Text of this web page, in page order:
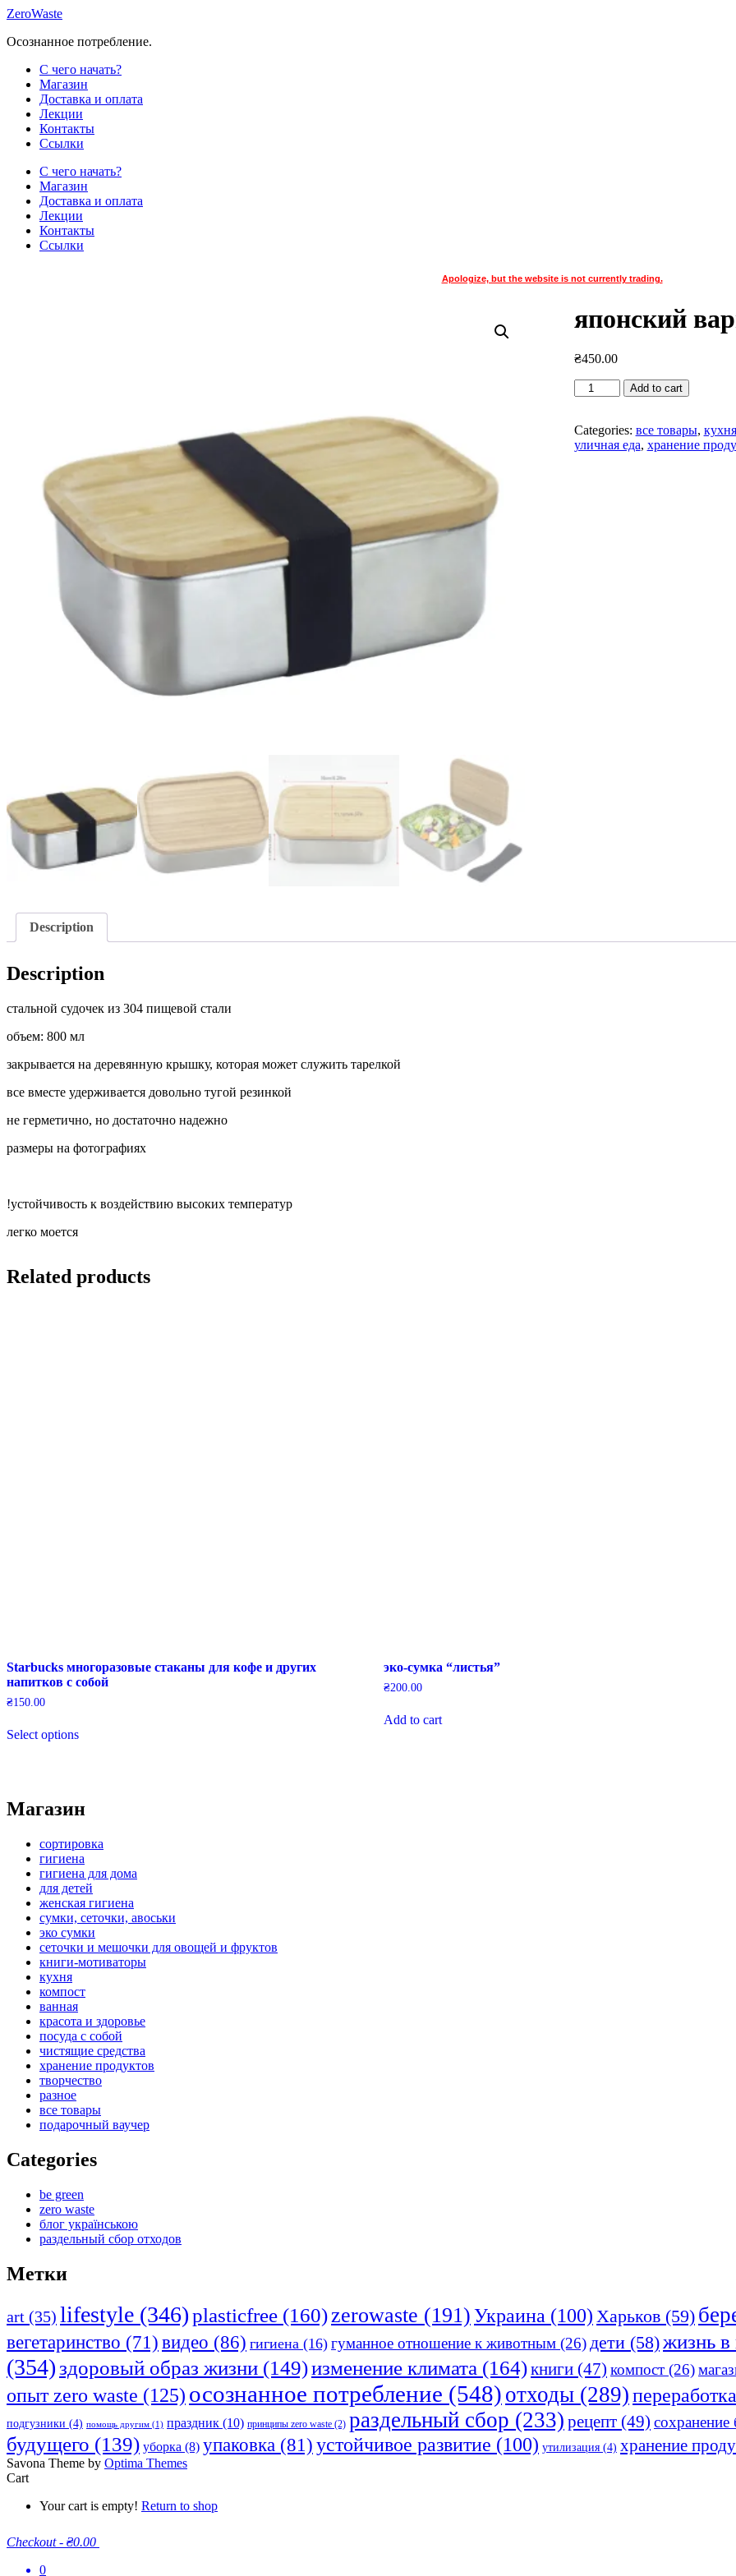
Skip
content
ZeroWaste
Осознанное потребление.
С чего начать?
Магазин
Доставка и оплата
Лекции
Контакты
Ссылки
С чего начать?
Магазин
Доставка и оплата
Лекции
Контакты
Ссылки
Apologize, but the website is not currently trading.
японский
₴450.00
японский
вариант
бокса
-
Add to cart
Categories: все товары, кухня
уличная еда, хранение
Description
Description
стальной судочек из 304 пищевой стали
объем: 800 мл
закрывается на деревянную крышку, которая может служить тарелкой
все вместе удерживается довольно тугой резинкой
не герметично, но достаточно надежно
размеры на фотографиях
!устойчивость к воздействию высоких температур
легко моется
Related products
Starbucks многоразовые стаканы для кофе и других
напитков с собой
₴150.00
Select optionsproduct
options
be
chosen
on
the
product
page
эко-сумка “листья”
₴200.00
Add to cart
Магазин
сортировка
гигиена
гигиена для дома
для детей
женская гигиена
сумки, сеточки, авоськи
эко сумки
сеточки и мешочки для овощей и фруктов
книги-мотиваторы
кухня
компост
ванная
красота и здоровье
посуда с собой
чистящие средства
хранение продуктов
творчество
разное
все товары
подарочный ваучер
Categories
be green
zero waste
блог українською
раздельный сбор отходов
Метки
art (35) lifestyle (346)plasticfree (160)zerowaste (191)Украина (100) Харьков (59)
вегетаринство (71) видео (86) гигиена (16) гуманное отношение к животным (26) дети (58)жизнь в
(354)здоровый образ жизни (149)изменение климата (164)книги (47) компост (26)
опыт zero waste (125) осознанное потребление (548) отходы (289)переработка
подгузники (4) помощь другим (1) праздник (10) принципы zero waste (2) раздельный сбор (233) рецепт (49) сохранение
будущего (139) уборка (8) упаковка (81) устойчивое развитие (100) утилизация (4) хранение
Savona Theme by Optima Themes
Cart
Your cart is empty! Return to shop
Checkout - ₴0.00
0